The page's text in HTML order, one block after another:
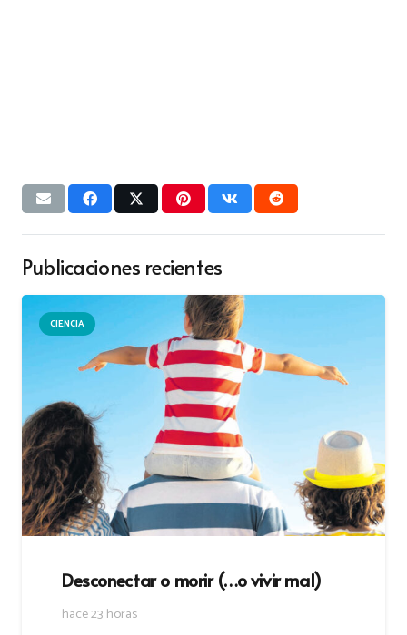
Publicaciones recientes
CIENCIA
Desconectar o morir (…o vivir mal)
hace 23 horas